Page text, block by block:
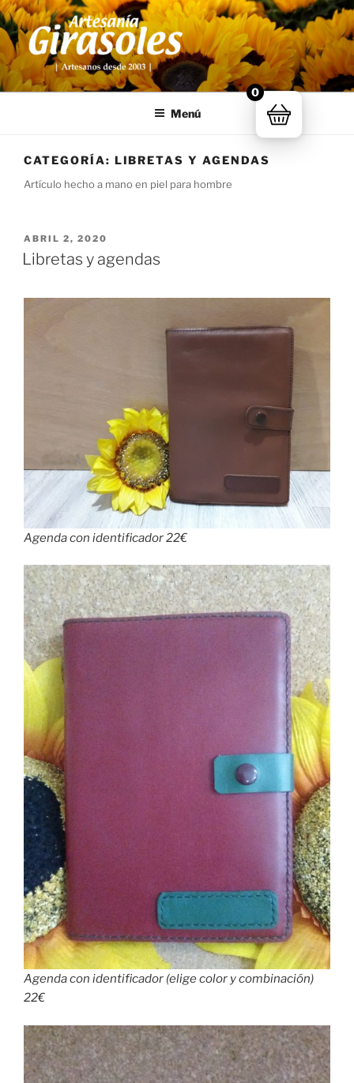
Saltar
al
contenido
ARTESANÍA GIRASOLES
Artesanía de Extremadura
Menú
CATEGORÍA: LIBRETAS Y AGENDAS
Artículo hecho a mano en piel para hombre
PUBLICADO
EL
ABRIL 2, 2020
Libretas y agendas
Agenda con identificador 22€
Agenda con identificador (elige color y combinación)
22€
0